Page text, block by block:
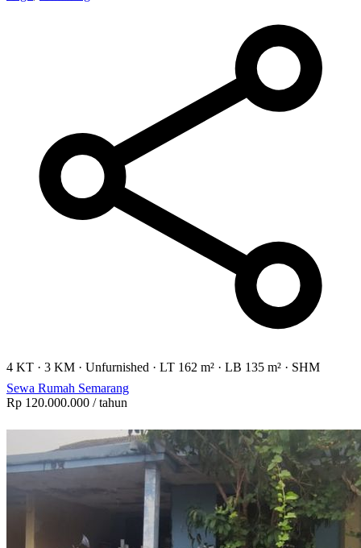
4 KT · 3 KM · Unfurnished · LT 162 m² · LB 135 m² · SHM
Sewa Rumah Semarang
Rp 120.000.000 / tahun